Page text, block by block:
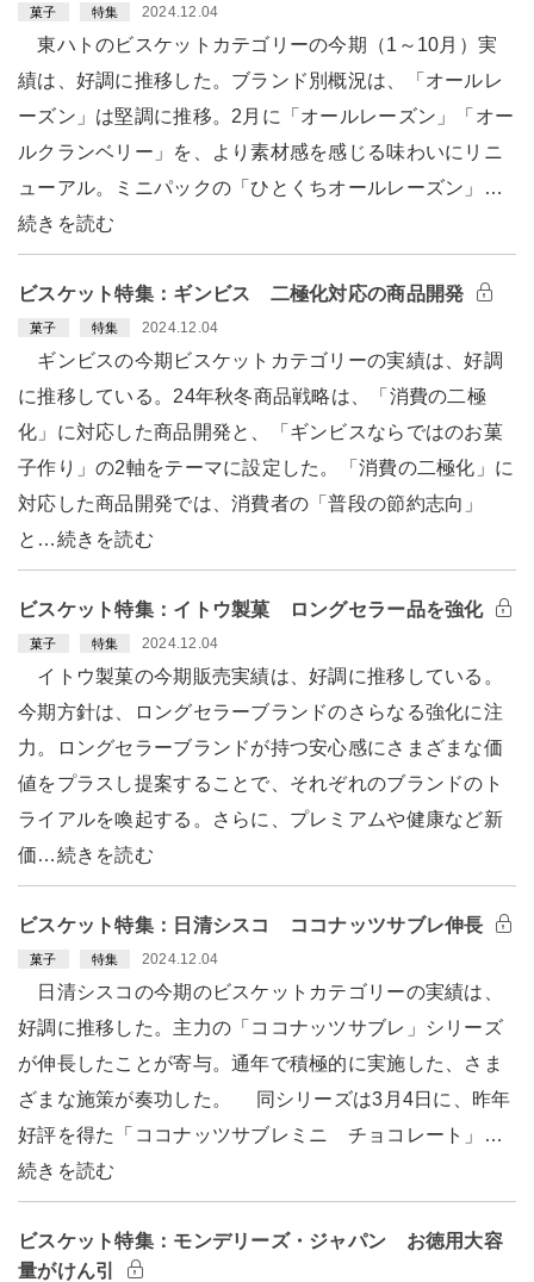
菓子 特集 2024.12.04
東ハトのビスケットカテゴリーの今期（1～10月）実
績は、好調に推移した。ブランド別概況は、「オールレ
ーズン」は堅調に推移。2月に「オールレーズン」「オー
ルクランベリー」を、より素材感を感じる味わいにリニ
ューアル。ミニパックの「ひとくちオールレーズン」…
続きを読む
ビスケット特集：ギンビス 二極化対応の商品開発
菓子 特集 2024.12.04
ギンビスの今期ビスケットカテゴリーの実績は、好調
に推移している。24年秋冬商品戦略は、「消費の二極
化」に対応した商品開発と、「ギンビスならではのお菓
子作り」の2軸をテーマに設定した。「消費の二極化」に
対応した商品開発では、消費者の「普段の節約志向」
と…続きを読む
ビスケット特集：イトウ製菓 ロングセラー品を強化
菓子 特集 2024.12.04
イトウ製菓の今期販売実績は、好調に推移している。
今期方針は、ロングセラーブランドのさらなる強化に注
力。ロングセラーブランドが持つ安心感にさまざまな価
値をプラスし提案することで、それぞれのブランドのト
ライアルを喚起する。さらに、プレミアムや健康など新
価…続きを読む
ビスケット特集：日清シスコ ココナッツサブレ伸長
菓子 特集 2024.12.04
日清シスコの今期のビスケットカテゴリーの実績は、
好調に推移した。主力の「ココナッツサブレ」シリーズ
が伸長したことが寄与。通年で積極的に実施した、さま
ざまな施策が奏功した。 同シリーズは3月4日に、昨年
好評を得た「ココナッツサブレミニ チョコレート」…
続きを読む
ビスケット特集：モンデリーズ・ジャパン お徳用大容
量がけん引